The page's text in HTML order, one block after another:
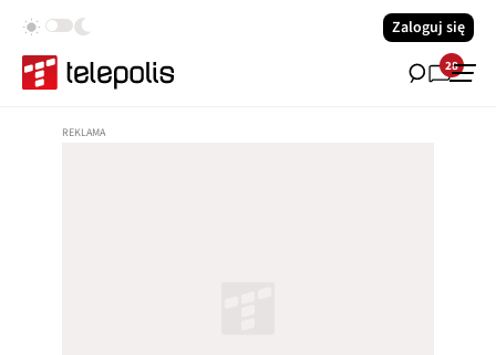
Zaloguj się
28